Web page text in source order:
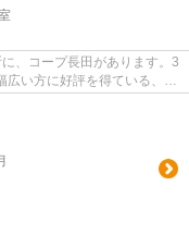
、コープ長田があります。3
広い方に好評を得ている、レ